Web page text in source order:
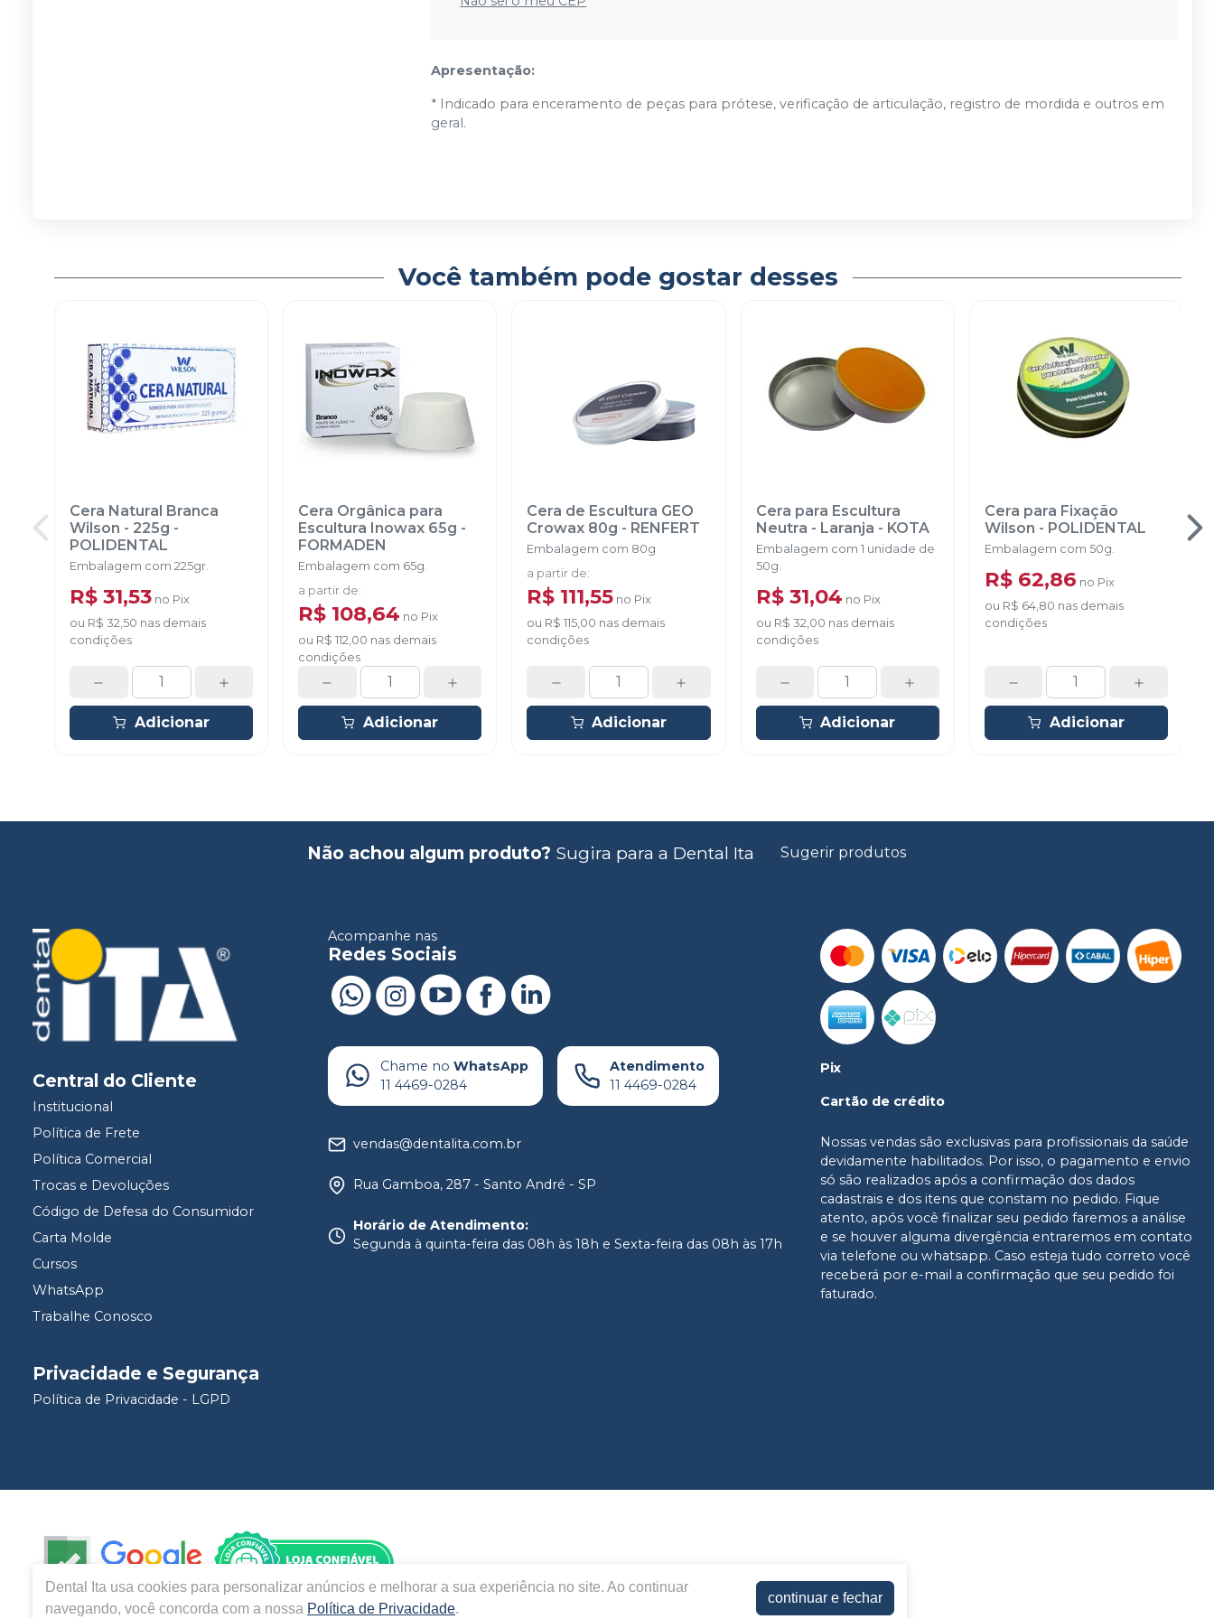
Apresentação:
* Indicado para enceramento de peças para prótese, verificação de articulação, registro de mordida e outros em
geral.
Você também pode gostar desses
Cera Natural Branca
Wilson - 225g -
POLIDENTAL
Embalagem com 225gr.
R$ 31,53 no Pix
ou R$ 32,50 nas demais
condições
Adicionar
Cera Orgânica para
Escultura Inowax 65g -
FORMADEN
Embalagem com 65g.
a partir de:
R$ 108,64 no Pix
ou R$ 112,00 nas demais
condições
Adicionar
Cera de Escultura GEO
Crowax 80g - RENFERT
Embalagem com 80g
a partir de:
R$ 111,55 no Pix
ou R$ 115,00 nas demais
condições
Adicionar
Cera para Escultura
Neutra - Laranja - KOTA
Embalagem com 1 unidade de
50g.
R$ 31,04 no Pix
ou R$ 32,00 nas demais
condições
Adicionar
Cera para Fixação
Wilson - POLIDENTAL
Embalagem com 50g.
R$ 62,86 no Pix
ou R$ 64,80 nas demais
condições
Adicionar
Não achou algum produto? Sugira para a Dental Ita Sugerir produtos
Central do Cliente
Institucional
Política de Frete
Política Comercial
Trocas e Devoluções
Código de Defesa do Consumidor
Carta Molde
Cursos
WhatsApp
Trabalhe Conosco
Privacidade e Segurança
Política de Privacidade - LGPD
Acompanhe nas
Redes Sociais
Chame no WhatsApp
11 4469-0284
Atendimento
11 4469-0284
vendas@dentalita.com.br
Rua Gamboa, 287 - Santo André - SP
Horário de Atendimento:
Segunda à quinta-feira das 08h às 18h e Sexta-feira das 08h às 17h
Pix
Cartão de crédito
Nossas vendas são exclusivas para profissionais da saúde
devidamente habilitados. Por isso, o pagamento e envio
só são realizados após a confirmação dos dados
cadastrais e dos itens que constam no pedido. Fique
atento, após você finalizar seu pedido faremos a análise
e se houver alguma divergência entraremos em contato
via telefone ou whatsapp. Caso esteja tudo correto você
receberá por e-mail a confirmação que seu pedido foi
faturado.
Dental Ita usa cookies para personalizar anúncios e melhorar a sua experiência no site. Ao continuar
navegando, você concorda com a nossa Política de Privacidade.
continuar e fechar